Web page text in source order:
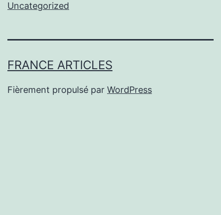
Uncategorized
FRANCE ARTICLES
Fièrement propulsé par WordPress